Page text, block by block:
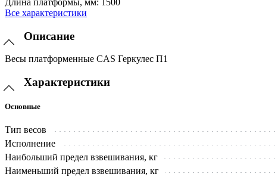
Все характеристики
Описание
Весы платформенные CAS Геркулес П1
Характеристики
Основные
Тип весов
Исполнение
Наибольший предел взвешивания, кг
Наименьший предел взвешивания, кг